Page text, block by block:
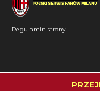
Regulamin strony